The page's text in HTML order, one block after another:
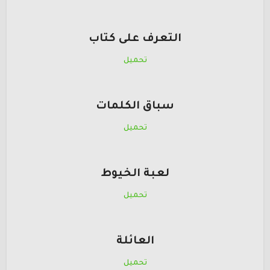
التعرف على كتاب
تحميل
سباق الكلمات
تحميل
لعبة الخيوط
تحميل
العائلة
تحميل